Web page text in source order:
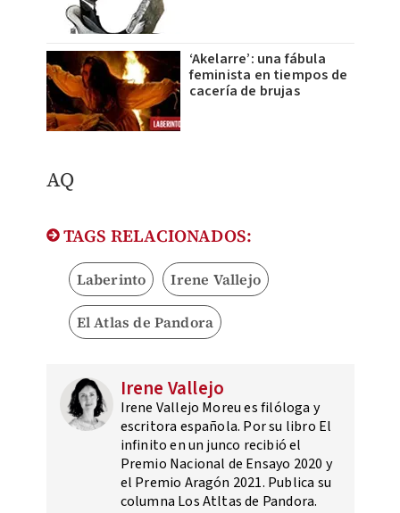
‘Akelarre’: una fábula
feminista en tiempos de
cacería de brujas
​AQ
TAGS RELACIONADOS:
Laberinto Irene Vallejo
El Atlas de Pandora
Irene Vallejo
Irene Vallejo Moreu es filóloga y
escritora española.​ Por su libro El
infinito en un junco​ recibió el
Premio Nacional de Ensayo 2020 y
el Premio Aragón 2021.​ Publica su
columna Los Atltas de Pandora.